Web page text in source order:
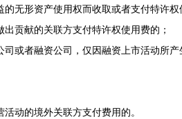
形资产使用权而收取或者支付特许权
贡献的关联方支付特许权使用费的；
者融资公司，仅因融资上市活动所产
动的境外关联方支付费用的。